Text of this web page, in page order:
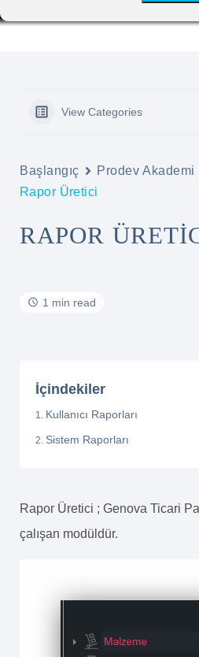
View Categories
Başlangıç Prodev Akademi
Rapor Üretici
RAPOR
1 min read
İçindekiler
Kullanıcı Raporları
Sistem Raporları
Rapor Üretici ; Genova Ticari
çalışan modüldür.